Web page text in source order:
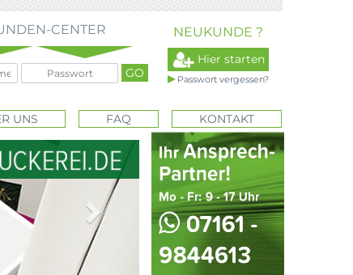
CENTER NEUKUNDE ?
Hier starten
Passwort vergessen?
UNS FAQ KONTAKT
Next